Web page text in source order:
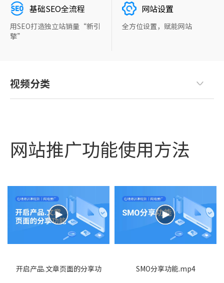
基础SEO全流程
用SEO打造独立站销量“新引
擎”
网站设置
全方位设置，赋能网站
视频分类
网站推广功能使用方法
开启产品.文章页面的分享功
SMO分享功能.mp4